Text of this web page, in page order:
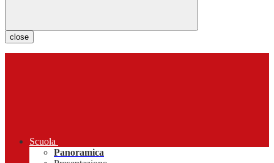
close
Scuola
Panoramica